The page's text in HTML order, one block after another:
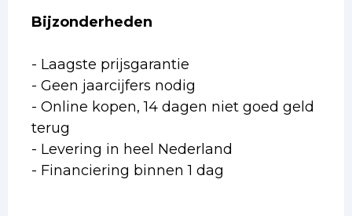
Bijzonderheden
- Laagste prijsgarantie
- Geen jaarcijfers nodig
- Online kopen, 14 dagen niet goed geld
terug
- Levering in heel Nederland
- Financiering binnen 1 dag